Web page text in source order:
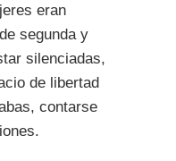
eran
segunda y
silenciadas,
de libertad
contarse